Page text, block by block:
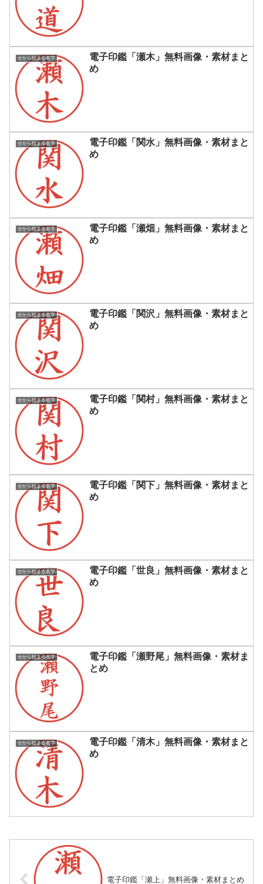
せから始まる名字
電子印鑑「瀬木」無料画像・素材まと
め
せから始まる名字
電子印鑑「関水」無料画像・素材まと
め
せから始まる名字
電子印鑑「瀬畑」無料画像・素材まと
め
せから始まる名字
電子印鑑「関沢」無料画像・素材まと
め
せから始まる名字
電子印鑑「関村」無料画像・素材まと
め
せから始まる名字
電子印鑑「関下」無料画像・素材まと
め
せから始まる名字
電子印鑑「世良」無料画像・素材まと
め
せから始まる名字
電子印鑑「瀬野尾」無料画像・素材ま
とめ
せから始まる名字
電子印鑑「清木」無料画像・素材まと
め
電子印鑑「瀬上」無料画像・素材まとめ